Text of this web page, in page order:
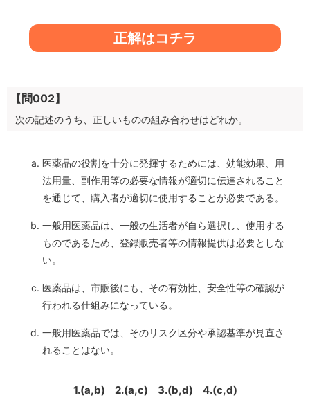
正解はコチラ
【問002】
次の記述のうち、正しいものの組み合わせはどれか。
医薬品の役割を十分に発揮するためには、効能効果、用
法用量、副作用等の必要な情報が適切に伝達されること
を通じて、購入者が適切に使用することが必要である。
一般用医薬品は、一般の生活者が自ら選択し、使用する
ものであるため、登録販売者等の情報提供は必要としな
い。
医薬品は、市販後にも、その有効性、安全性等の確認が
行われる仕組みになっている。
一般用医薬品では、そのリスク区分や承認基準が見直さ
れることはない。
1.(a,b) 2.(a,c) 3.(b,d) 4.(c,d)